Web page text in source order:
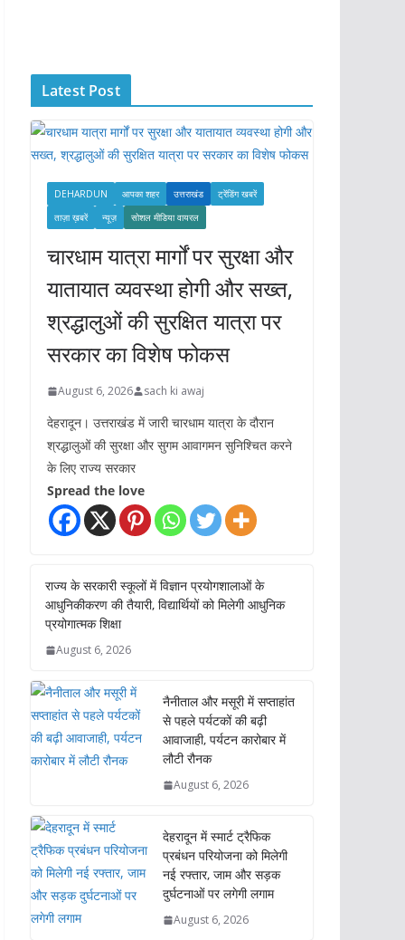
e
s
Latest Post
DEHARDUN आपका शहर उत्तराखंड
ट्रेंडिंग खबरें
ताज़ा ख़बरें
न्यूज़ सोशल मीडिया वायरल
चारधाम यात्रा मार्गों पर सुरक्षा और
यातायात व्यवस्था होगी और सख्त,
श्रद्धालुओं की सुरक्षित यात्रा पर
सरकार का विशेष फोकस
August 6, 2026 sach ki awaj
देहरादून। उत्तराखंड में जारी चारधाम यात्रा के दौरान
श्रद्धालुओं की सुरक्षा और सुगम आवागमन सुनिश्चित करने
के लिए राज्य सरकार
Spread the love
राज्य के सरकारी स्कूलों में विज्ञान प्रयोगशालाओं के
आधुनिकीकरण की तैयारी, विद्यार्थियों को मिलेगी आधुनिक
प्रयोगात्मक शिक्षा
August 6, 2026
नैनीताल और मसूरी में सप्ताहांत
से पहले पर्यटकों की बढ़ी
आवाजाही, पर्यटन कारोबार में
लौटी रौनक
August 6, 2026
देहरादून में स्मार्ट ट्रैफिक
प्रबंधन परियोजना को मिलेगी
नई रफ्तार, जाम और सड़क
दुर्घटनाओं पर लगेगी लगाम
August 6, 2026